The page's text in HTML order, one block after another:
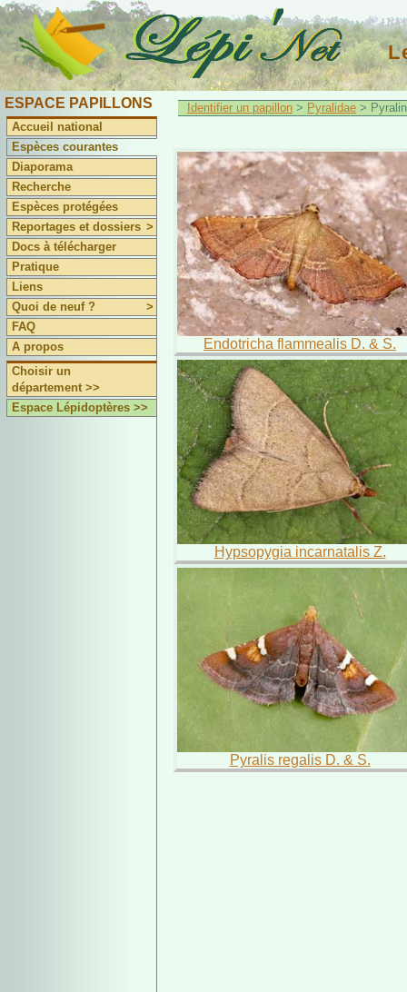
ESPACE PAPILLONS
Accueil national
Espèces courantes
Diaporama
Recherche
Espèces protégées
Reportages et dossiers >
Docs à télécharger
Pratique
Liens
Quoi de neuf ?
>
FAQ
A propos
Choisir un
département >>
Espace Lépidoptères >>
Identifier un papillon > Pyralidae >
Endotricha flammealis D. & S.
Hypsopygia incarnatalis Z.
Pyralis regalis D. & S.